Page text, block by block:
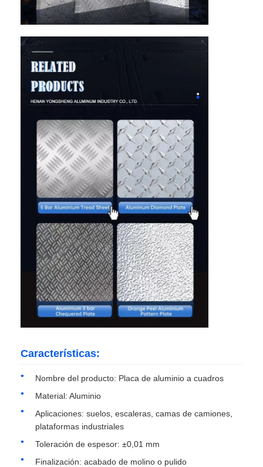
Visita a la fábrica
Control de calidad
Contacta con nosotros
Noticias
Casos
Solicitar una cita
Rollo de lámina de aluminio
placa de aluminio
bobina de aluminio
Características:
Nombre del producto: Placa de aluminio a cuadros
Material: Aluminio
Aplicaciones: suelos, escaleras, camas de camiones,
plataformas industriales
Toleración de espesor: ±0,01 mm
Finalización: acabado de molino o pulido